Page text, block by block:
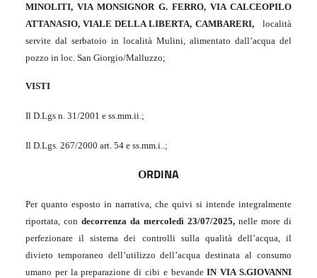
MINOLITI, VIA MONSIGNOR G. FERRO, VIA CALCEOPILO
ATTANASIO, VIALE DELLA LIBERTA, CAMBARERI,
località
servite dal serbatoio in località Mulini,
alimentato dall’acqua del
pozzo in loc. San Giorgio/Malluzzo;
VISTI
Il D.Lgs n. 31/2001 e ss.mm.ii.;
Il D.Lgs. 267/2000 art. 54 e ss.mm.i..;
ORDINA
Per quanto esposto in narrativa, che quivi si intende integralmente
riportata, con decorrenza da mercoledì 23/07/2025, nelle more di
perfezionare il sistema dei controlli sulla qualità dell’acqua, il
divieto temporaneo dell’utilizzo dell’acqua destinata al consumo
umano per la preparazione di cibi e bevandeIN VIA S.GIOVANNI